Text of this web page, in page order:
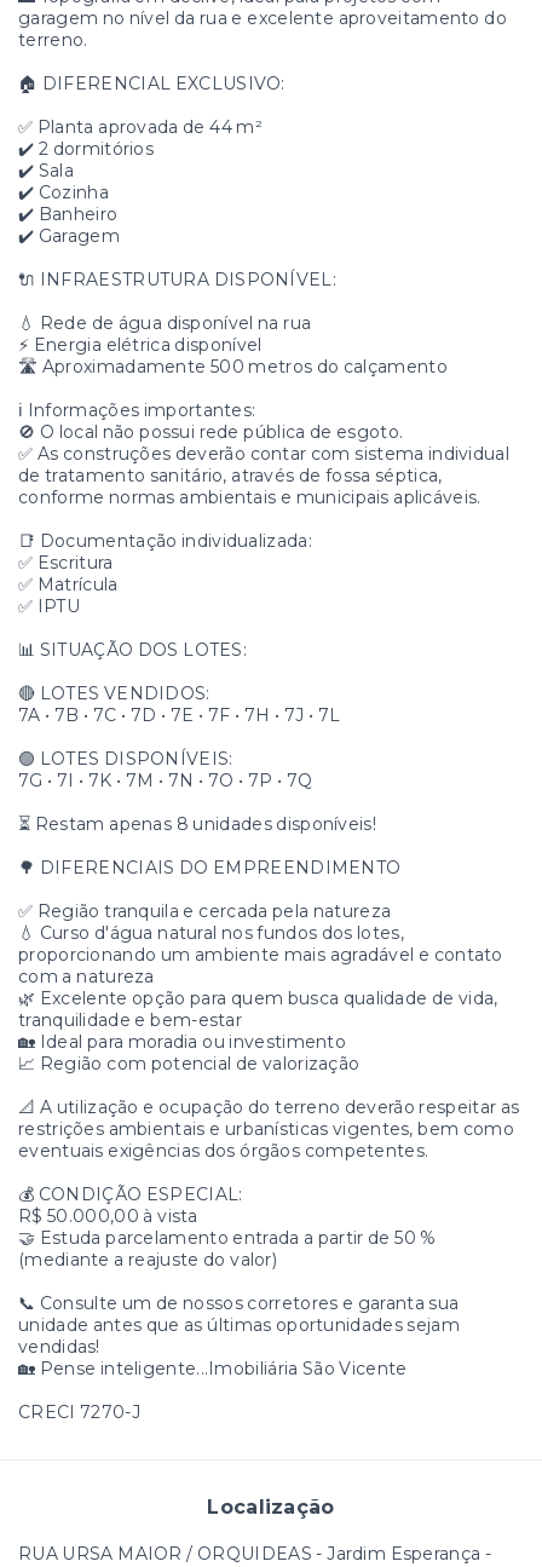
garagem no nível da rua e excelente aproveitamento do
terreno.
🏠 DIFERENCIAL EXCLUSIVO:
✅ Planta aprovada de 44 m²
✔️ 2 dormitórios
✔️ Sala
✔️ Cozinha
✔️ Banheiro
✔️ Garagem
🔌 INFRAESTRUTURA DISPONÍVEL:
💧 Rede de água disponível na rua
⚡ Energia elétrica disponível
🛣️ Aproximadamente 500 metros do calçamento
ℹ️ Informações importantes:
🚫 O local não possui rede pública de esgoto.
✅ As construções deverão contar com sistema individual
de tratamento sanitário, através de fossa séptica,
conforme normas ambientais e municipais aplicáveis.
📑 Documentação individualizada:
✅ Escritura
✅ Matrícula
✅ IPTU
📊 SITUAÇÃO DOS LOTES:
🔴 LOTES VENDIDOS:
7A • 7B • 7C • 7D • 7E • 7F • 7H • 7J • 7L
🟢 LOTES DISPONÍVEIS:
7G • 7I • 7K • 7M • 7N • 7O • 7P • 7Q
⏳ Restam apenas 8 unidades disponíveis!
🌳 DIFERENCIAIS DO EMPREENDIMENTO
✅ Região tranquila e cercada pela natureza
💧 Curso d'água natural nos fundos dos lotes,
proporcionando um ambiente mais agradável e contato
com a natureza
🌿 Excelente opção para quem busca qualidade de vida,
tranquilidade e bem-estar
🏡 Ideal para moradia ou investimento
📈 Região com potencial de valorização
📐 A utilização e ocupação do terreno deverão respeitar as
restrições ambientais e urbanísticas vigentes, bem como
eventuais exigências dos órgãos competentes.
💰 CONDIÇÃO ESPECIAL:
R$ 50.000,00 à vista
🤝 Estuda parcelamento entrada a partir de 50 %
(mediante a reajuste do valor)
📞 Consulte um de nossos corretores e garanta sua
unidade antes que as últimas oportunidades sejam
vendidas!
🏡 Pense inteligente...Imobiliária São Vicente
CRECI 7270-J
Localização
RUA URSA MAIOR / ORQUIDEAS - Jardim Esperança -